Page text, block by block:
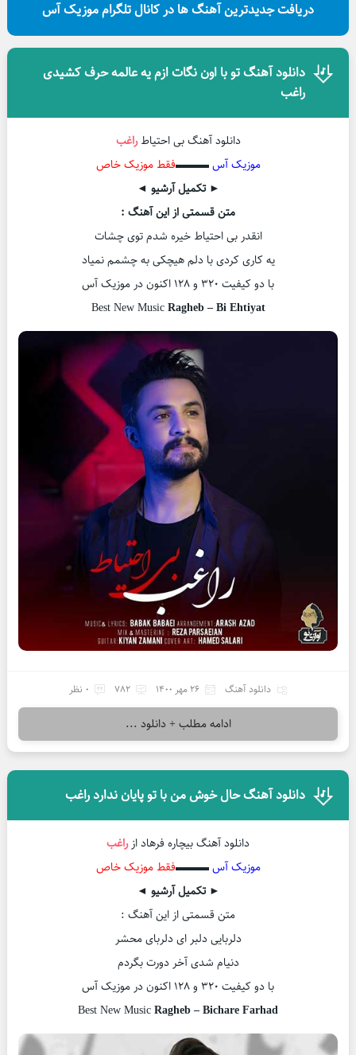
دریافت جدیدترین آهنگ ها در کانال تلگرام موزیک آس
دانلود آهنگ تو با اون نگات ازم یه عالمه حرف کشیدی
راغب
دانلود آهنگ بی احتیاطراغب
موزیک آس▬▬▬فقط موزیک خاص
► تکمیل آرشیو ◄
متن قسمتی از این آهنگ :
انقدر بی احتیاط خیره شدم توی چشات
یه کاری کردی با دلم هیچکی به چشمم نمیاد
با دو کیفیت ۳۲۰ و ۱۲۸ اکنون در موزیک آس
Best New MusicRagheb – Bi Ehtiyat
دانلود آهنگ 26 مهر 1400 782 0 نظر
ادامه مطلب + دانلود ...
دانلود آهنگ حال خوش من با تو پایان ندارد راغب
دانلود آهنگ بیچاره فرهاد ازراغب
موزیک آس▬▬▬فقط موزیک خاص
► تکمیل آرشیو ◄
متن قسمتی از این آهنگ :
دلربایی دلبر ای دلربای محشر
دنیام شدی آخر دورت بگردم
با دو کیفیت ۳۲۰ و ۱۲۸ اکنون در موزیک آس
Best New MusicRagheb – Bichare Farhad